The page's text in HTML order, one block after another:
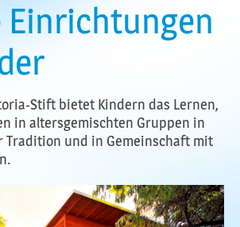
Einrichtungen
Stift bietet Kindern das Lernen,
in altersgemischten Gruppen in
Tradition und in Gemeinschaft mit